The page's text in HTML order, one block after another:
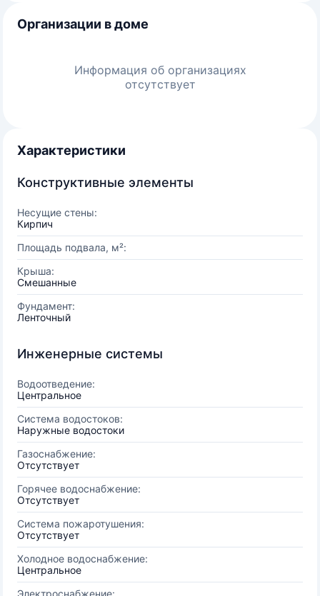
Организации в доме
Информация об организациях
отсутствует
Характеристики
Конструктивные элементы
Несущие стены:
Кирпич
Площадь подвала, м²:
Крыша:
Смешанные
Фундамент:
Ленточный
Инженерные системы
Водоотведение:
Центральное
Система водостоков:
Наружные водостоки
Газоснабжение:
Отсутствует
Горячее водоснабжение:
Отсутствует
Система пожаротушения:
Отсутствует
Холодное водоснабжение:
Центральное
Электроснабжение: